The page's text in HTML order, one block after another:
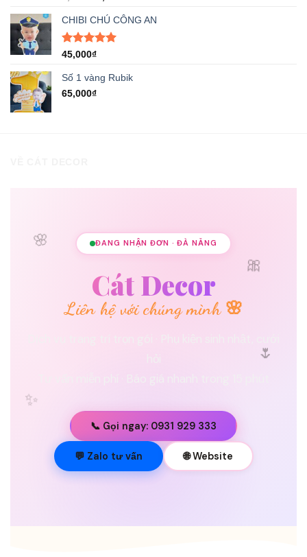
5 sao
là:
8,000₫.
tại
CHIBI CHÚ CÔNG AN
Được xếp
5 sao
45,000₫
Số 1 vàng Rubik
65,000₫
🌸
🎀
✨
🌷
💐
ĐANG NHẬN ĐƠN · ĐÀ NẴNG
Cát Decor
Liên hệ với chúng mình 🌸
📞 Gọi ngay: 0931 929 333
💬 Zalo tư vấn 🌐 Website